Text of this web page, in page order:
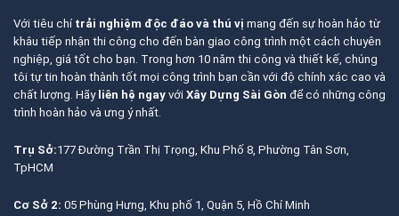
Với tiêu chí trải nghiệm độc đáo và thú vị mang đến sự hoàn hảo từ
khâu tiếp nhận thi công cho đến bàn giao công trình một cách chuyên
nghiệp, giá tốt cho bạn. Trong hơn 10 năm thi công và thiết kế, chúng
tôi tự tin hoàn thành tốt mọi công trình bạn cần với độ chính xác cao và
chất lượng. Hãy liên hệ ngay với Xây Dựng Sài Gòn để có những công
trình hoàn hảo và ưng ý nhất.
Trụ Sở:177 Đường Trần Thị Trọng, Khu Phố 8, Phường Tân Sơn,
TpHCM
Cơ Sở 2: 05 Phùng Hưng, Khu phố 1, Quận 5, Hồ Chí Minh